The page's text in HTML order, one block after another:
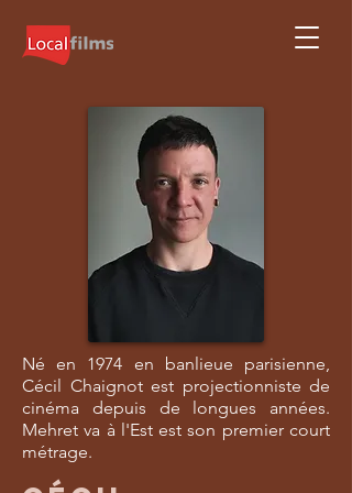
Né en 1974 en banlieue parisienne,
Cécil Chaignot est projectionniste de
cinéma depuis de longues années.
Mehret va à l'Est est son premier court
métrage.